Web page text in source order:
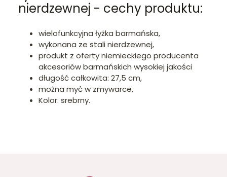
nierdzewnej - cechy produktu:
wielofunkcyjna łyżka barmańska,
wykonana ze stali nierdzewnej,
produkt z oferty niemieckiego producenta
akcesoriów barmańskich wysokiej jakości
długość całkowita: 27,5 cm,
można myć w zmywarce,
Kolor: srebrny.